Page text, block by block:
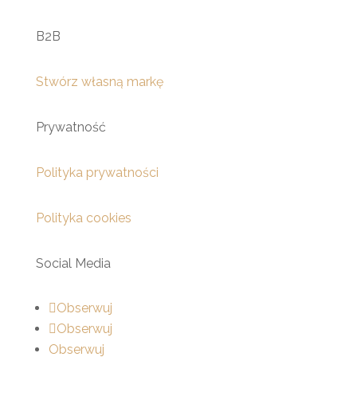
B2B
Stwórz własną markę
Prywatność
Polityka prywatności
Polityka cookies
Social Media
Obserwuj
Obserwuj
Obserwuj